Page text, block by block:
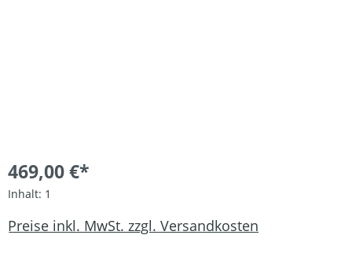
469,00 €*
Inhalt: 1
Preise inkl. MwSt. zzgl. Versandkosten